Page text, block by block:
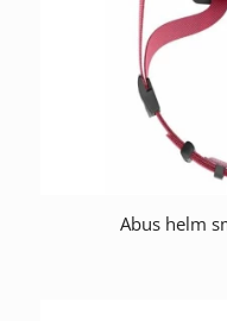
Abus helm